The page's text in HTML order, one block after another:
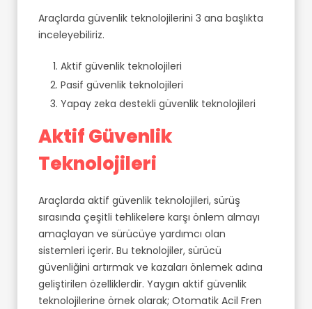
Araçlarda güvenlik teknolojilerini 3 ana başlıkta
inceleyebiliriz.
Aktif güvenlik teknolojileri
Pasif güvenlik teknolojileri
Yapay zeka destekli güvenlik teknolojileri
Aktif Güvenlik
Teknolojileri
Araçlarda aktif güvenlik teknolojileri, sürüş
sırasında çeşitli tehlikelere karşı önlem almayı
amaçlayan ve sürücüye yardımcı olan
sistemleri içerir. Bu teknolojiler, sürücü
güvenliğini artırmak ve kazaları önlemek adına
geliştirilen özelliklerdir. Yaygın aktif güvenlik
teknolojilerine örnek olarak; Otomatik Acil Fren